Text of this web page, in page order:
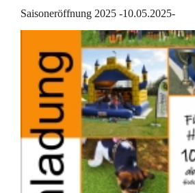
Saisoneröffnung 2025 -10.05.2025-